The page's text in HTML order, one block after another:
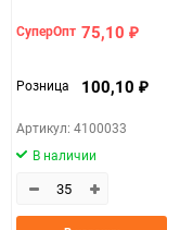
СуперОпт 75,10 ₽
Розница 100,10 ₽
Артикул: 4100033
В наличии